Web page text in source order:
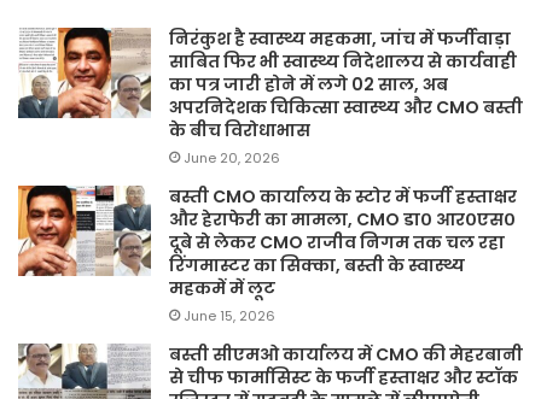
निरंकुश है स्वास्थ्य महकमा, जांच में फर्जीवाड़ा
साबित फिर भी स्वास्थ्य निदेशालय से कार्यवाही
का पत्र जारी होने में लगे 02 साल, अब
अपरनिदेशक चिकित्सा स्वास्थ्य और CMO बस्ती
के बीच विरोधाभास
June 20, 2026
बस्ती CMO कार्यालय के स्टोर में फर्जी हस्ताक्षर
और हेराफेरी का मामला, CMO डा० आर०एस०
दूबे से लेकर CMO राजीव निगम तक चल रहा
रिंगमास्टर का सिक्का, बस्ती के स्वास्थ्य
महकमें में लूट
June 15, 2026
बस्ती सीएमओ कार्यालय में CMO की मेहरबानी
से चीफ फार्मासिस्ट के फर्जी हस्ताक्षर और स्टॉक